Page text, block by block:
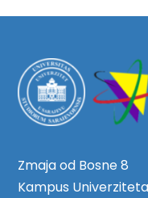
Zmaja od Bosne 8
Kampus Univerziteta